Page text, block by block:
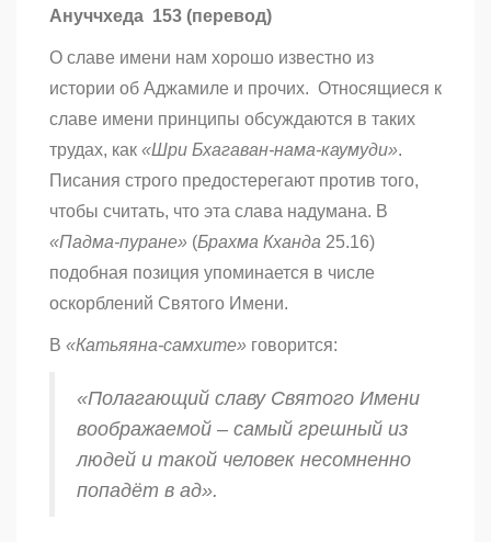
Ануччхеда 153 (перевод)
О славе имени нам хорошо известно из
истории об Аджамиле и прочих. Относящиеся к
славе имени принципы обсуждаются в таких
трудах, как «Шри Бхагаван-нама-каумуди».
Писания строго предостерегают против того,
чтобы считать, что эта слава надумана. В
«Падма-пуране» (Брахма Кханда 25.16)
подобная позиция упоминается в числе
оскорблений Святого Имени.
В «Катьяяна-самхите» говорится:
«Полагающий славу Святого Имени
воображаемой – самый грешный из
людей и такой человек несомненно
попадёт в ад».